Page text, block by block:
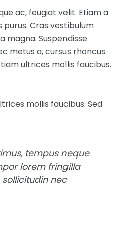
ac, feugiat velit. Etiam a
Cras vestibulum
magna. Suspendisse
metus a, cursus rhoncus
ultrices mollis faucibus.
mollis faucibus. Sed
tempus neque
lorem fringilla
nec